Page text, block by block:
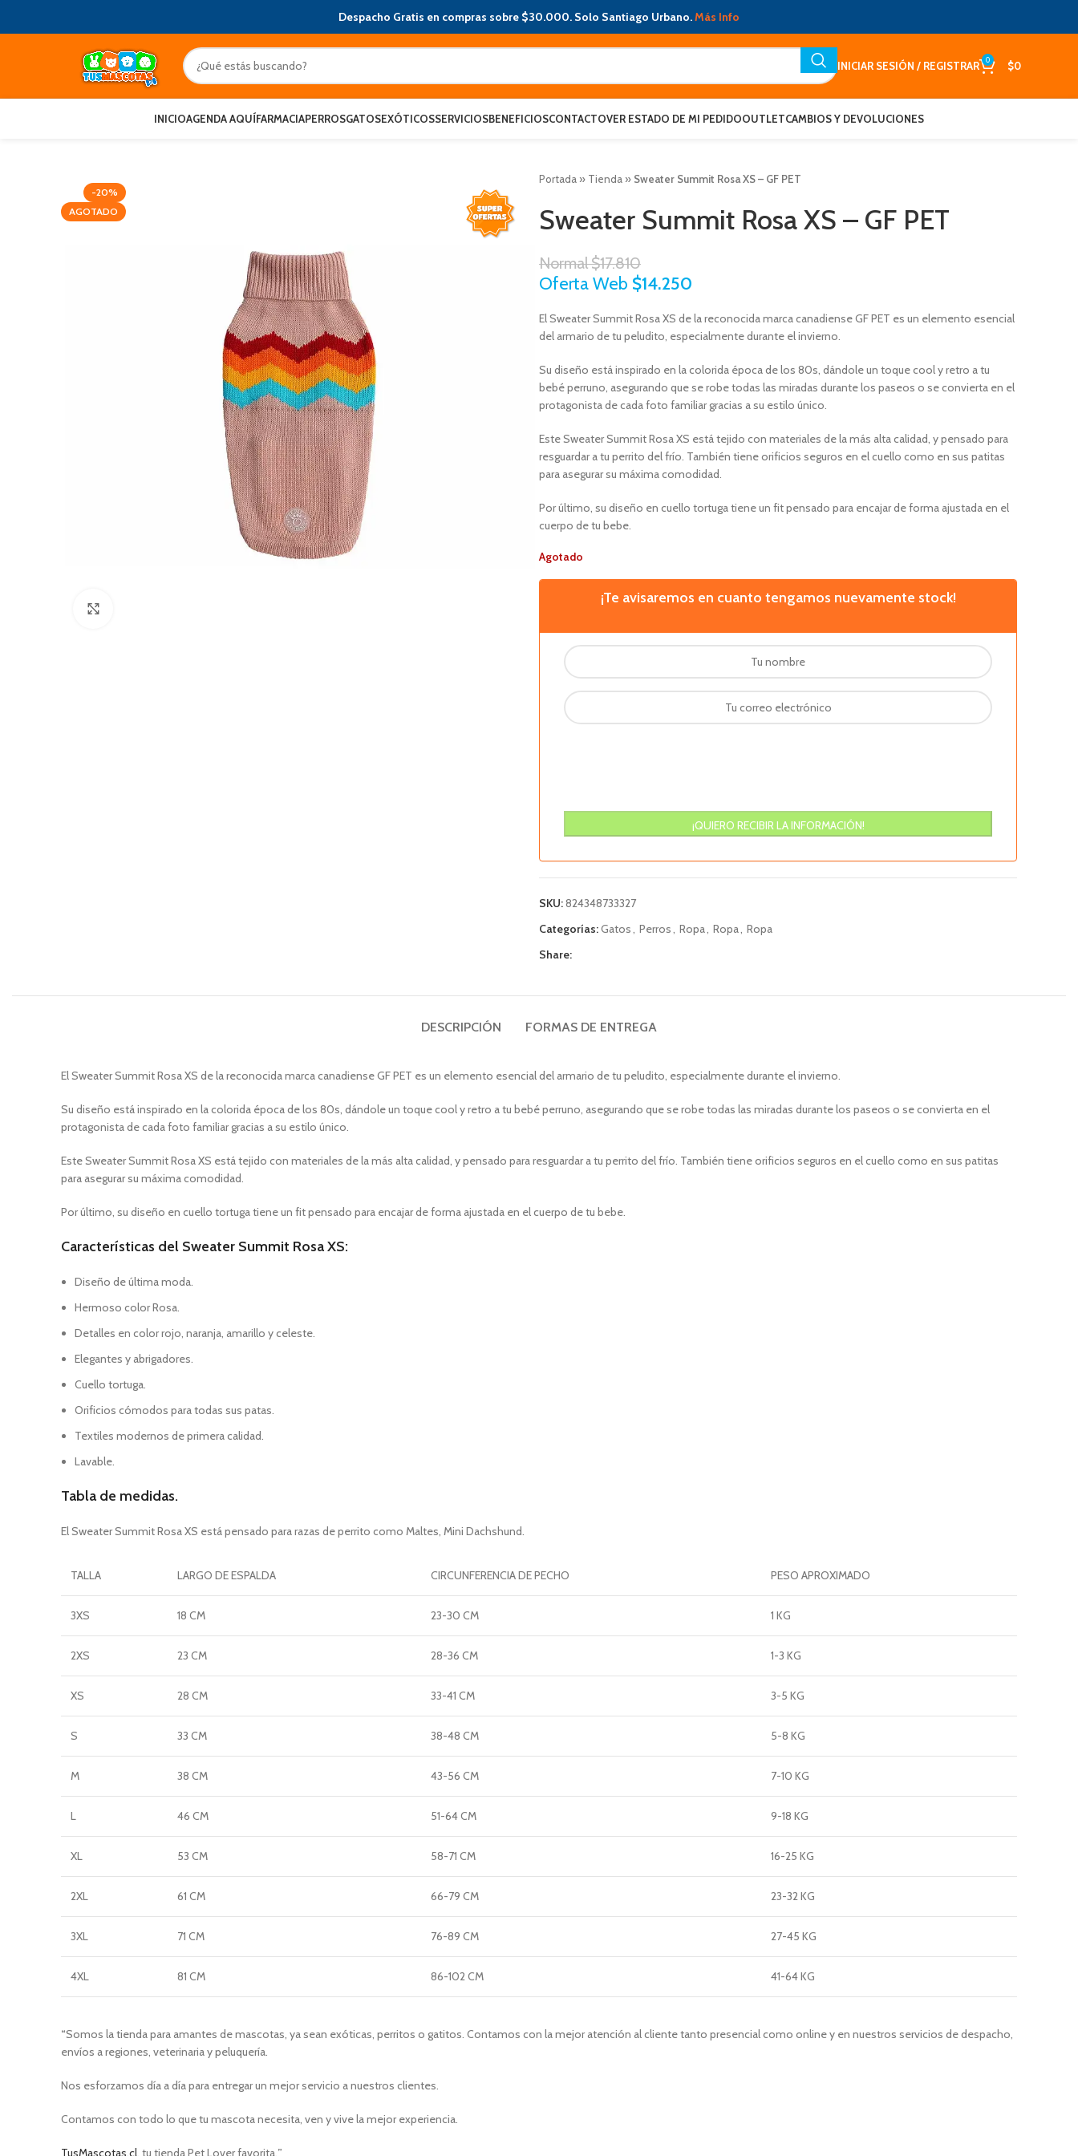
Despacho Gratis en compras sobre $30.000. Solo Santiago Urbano.Más Info
INICIAR SESIÓN / REGISTRAR 0 $0
INICIOAGENDA AQUÍFARMACIAPERROSGATOSEXÓTICOSSERVICIOSBENEFICIOSCONTACTOVER ESTADO DE MI PEDIDOOUTLETCAMBIOS Y DEVOLUCIONES
-20%
AGOTADO
Portada » Tienda » Sweater Summit Rosa XS – GF PET
Sweater Summit Rosa XS – GF PET
Normal$17.810
Oferta Web $14.250
El Sweater Summit Rosa XS de la reconocida marca canadiense GF PET es un elemento esencial
del armario de tu peludito, especialmente durante el invierno.
Su diseño está inspirado en la colorida época de los 80s, dándole un toque cool y retro a tu
bebé perruno, asegurando que se robe todas las miradas durante los paseos o se convierta en el
protagonista de cada foto familiar gracias a su estilo único.
Este Sweater Summit Rosa XS está tejido con materiales de la más alta calidad, y pensado para
resguardar a tu perrito del frío. También tiene orificios seguros en el cuello como en sus patitas
para asegurar su máxima comodidad.
Por último, su diseño en cuello tortuga tiene un fit pensado para encajar de forma ajustada en el
cuerpo de tu bebe.
Agotado
¡Te avisaremos en cuanto tengamos nuevamente stock!
SKU:824348733327
Categorías:Gatos, Perros, Ropa, Ropa, Ropa
Share:
DESCRIPCIÓN FORMAS DE ENTREGA
El Sweater Summit Rosa XS de la reconocida marca canadiense GF PET es un elemento esencial del armario de tu peludito, especialmente durante el invierno.
Su diseño está inspirado en la colorida época de los 80s, dándole un toque cool y retro a tu bebé perruno, asegurando que se robe todas las miradas durante los paseos o se convierta en el
protagonista de cada foto familiar gracias a su estilo único.
Este Sweater Summit Rosa XS está tejido con materiales de la más alta calidad, y pensado para resguardar a tu perrito del frío. También tiene orificios seguros en el cuello como en sus patitas
para asegurar su máxima comodidad.
Por último, su diseño en cuello tortuga tiene un fit pensado para encajar de forma ajustada en el cuerpo de tu bebe.
Características del Sweater Summit Rosa XS:
Diseño de última moda.
Hermoso color Rosa.
Detalles en color rojo, naranja, amarillo y celeste.
Elegantes y abrigadores.
Cuello tortuga.
Orificios cómodos para todas sus patas.
Textiles modernos de primera calidad.
Lavable.
Tabla de medidas.
El Sweater Summit Rosa XS está pensado para razas de perrito como Maltes, Mini Dachshund.
TALLA LARGO DE ESPALDA CIRCUNFERENCIA DE PECHO PESO APROXIMADO
3XS 18 CM 23-30 CM 1 KG
2XS 23 CM 28-36 CM 1-3 KG
XS 28 CM 33-41 CM 3-5 KG
S 33 CM 38-48 CM 5-8 KG
M 38 CM 43-56 CM 7-10 KG
L 46 CM 51-64 CM 9-18 KG
XL 53 CM 58-71 CM 16-25 KG
2XL 61 CM 66-79 CM 23-32 KG
3XL 71 CM 76-89 CM 27-45 KG
4XL 81 CM 86-102 CM 41-64 KG
“Somos la tienda para amantes de mascotas, ya sean exóticas, perritos o gatitos. Contamos con la mejor atención al cliente tanto presencial como online y en nuestros servicios de despacho,
envíos a regiones, veterinaria y peluquería.
Nos esforzamos día a día para entregar un mejor servicio a nuestros clientes.
Contamos con todo lo que tu mascota necesita, ven y vive la mejor experiencia.
TusMascotas.cl, tu tienda Pet Lover favorita.”